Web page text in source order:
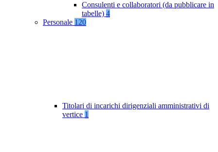
Consulenti e collaboratori (da pubblicare in
tabelle) 4
Personale 120
Titolari di incarichi dirigenziali amministrativi di
vertice 1